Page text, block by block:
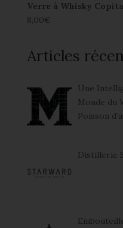
Verre à Whisky Copita
8,00€
Articles
Une
Monde du
Poisson
Distillerie